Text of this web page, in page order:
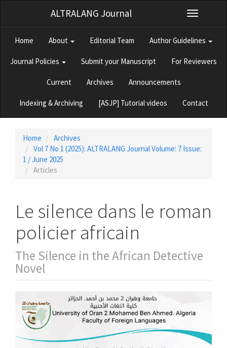
to
Main
Sidebar
Toggle
navigation
ALTRALANG Journal
Home About Editorial Team Author Guidelines
Journal Policies Submit your Manuscript For Reviewers
Current Archives Announcements
Indexing & Archiving [ASJP] Tutorial videos Contact
Home
Archives
Vol 7 No 1 (2025): ALTRALANG Journal Volume: 7 Issue:
1 / June 2025
Articles
Le silence dans le roman
policier africain
The Silence in the African Detective
Novel
Article
Sidebar